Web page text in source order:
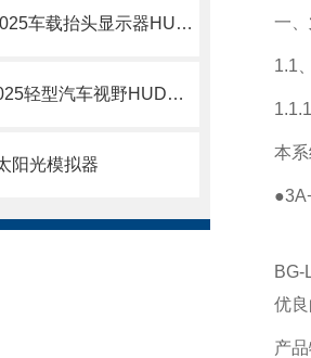
GB/T 46926-2025车载抬头显示器HUD日光阳光倒灌GC003
GBT 46926-2025轻型汽车视野HUD阳光倒灌实验平行光源
阳光模拟器
一、
1.1
本
●3
优
产